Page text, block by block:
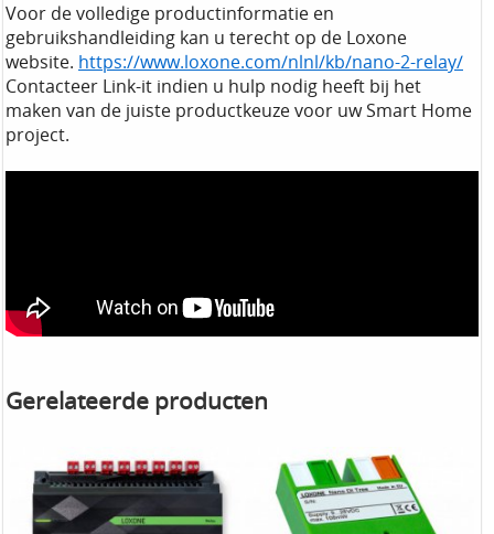
Voor de volledige productinformatie en
gebruikshandleiding kan u terecht op de Loxone
website. https://www.loxone.com/nlnl/kb/nano-2-relay/
Contacteer Link-it indien u hulp nodig heeft bij het
maken van de juiste productkeuze voor uw Smart Home
project.
Gerelateerde producten